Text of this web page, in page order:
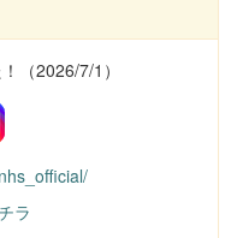
（2026/7/1）
ラ